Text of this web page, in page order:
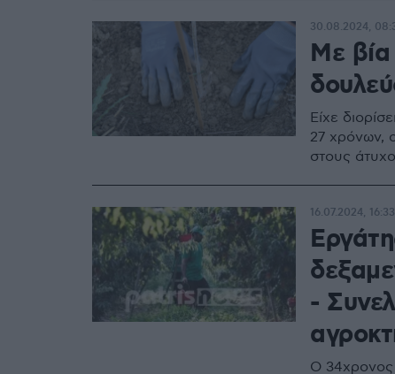
Με βία
Eίχε
27 χρόνων,
στους
30.08.2024,
-
Ο 34χρονος
16.07.2024, 16:33